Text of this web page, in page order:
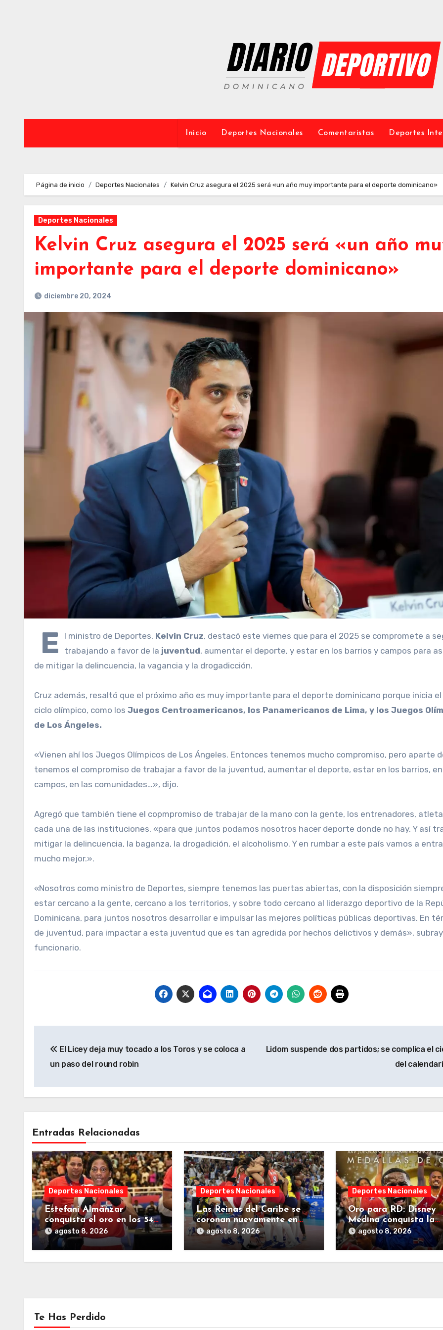
Inicio Deportes Nacionales Comentaristas Deportes
Página de inicio Deportes Nacionales Kelvin Cruz asegura el 2025 será «un año muy importante para el deporte dominicano»
Deportes Nacionales
Kelvin Cruz asegura el 2025 será «un año
importante para el deporte dominicano»
diciembre 20, 2024
E l ministro de Deportes, Kelvin Cruz, destacó este viernes que para el 2025 se compromete a
trabajando a favor de la juventud, aumentar el deporte, y estar en los barrios y campos para
de mitigar la delincuencia, la vagancia y la drogadicción.
Cruz además, resaltó que el próximo año es muy importante para el deporte dominicano porque inicia
ciclo olímpico, como los Juegos Centroamericanos, los Panamericanos de Lima, y los Juegos
de Los Ángeles.
«Vienen ahí los Juegos Olímpicos de Los Ángeles. Entonces tenemos mucho compromiso, pero aparte
tenemos el compromiso de trabajar a favor de la juventud, aumentar el deporte, estar en los barrios,
campos, en las comunidades…», dijo.
Agregó que también tiene el copmpromiso de trabajar de la mano con la gente, los entrenadores,
cada una de las instituciones, «para que juntos podamos nosotros hacer deporte donde no hay. Y así
mitigar la delincuencia, la baganza, la drogadición, el alcoholismo. Y en rumbar a este país vamos a
mucho mejor.».
«Nosotros como ministro de Deportes, siempre tenemos las puertas abiertas, con la disposición
estar cercano a la gente, cercano a los territorios, y sobre todo cercano al liderazgo deportivo de la
Dominicana, para juntos nosotros desarrollar e impulsar las mejores políticas públicas deportivas. En
de juventud, para impactar a esta juventud que es tan agredida por hechos delictivos y demás»,
funcionario.
de
El Licey deja muy tocado a los Toros y se coloca a
un paso del round robin
Lidom suspende dos partidos; se complica el
del
Entradas Relacionadas
Deportes Nacionales
Estefani Almánzar
conquista el oro en los 54
kg. del boxeo
agosto 8, 2026
Deportes Nacionales
Las Reinas del Caribe se
coronan nuevamente en
los Juegos
Centroamericanos y del
Caribe 2026.
agosto 8, 2026
Deportes Nacionales
Oro para RD: Disney
Medina conquista la
medalla número 40 en
Juegos
agosto 8, 2026
Te Has Perdido